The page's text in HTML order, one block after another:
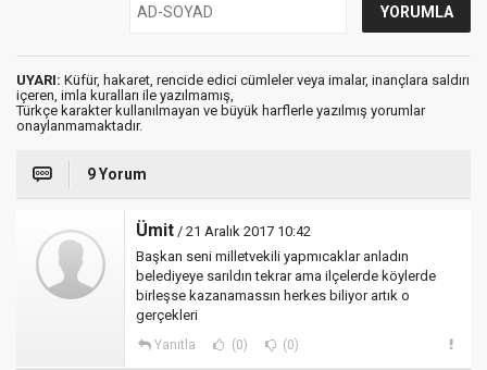
UYARI: Küfür, hakaret, rencide edici cümleler veya imalar, inançlara saldırı
içeren, imla kuralları ile yazılmamış,
Türkçe karakter kullanılmayan ve büyük harflerle yazılmış yorumlar
onaylanmamaktadır.
9 Yorum
Ümit / 21 Aralık 2017 10:42
Başkan seni milletvekili yapmıcaklar anladın
belediyeye sarıldın tekrar ama ilçelerde köylerde
birleşse kazanamassın herkes biliyor artık o
gerçekleri
Yanıtla (0) (0)